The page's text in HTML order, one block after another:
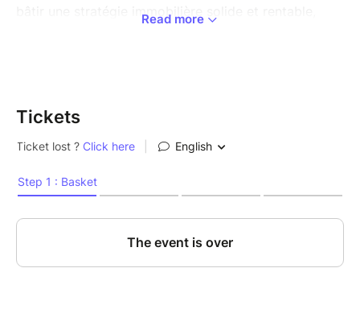
bâtir une stratégie immobilière solide et rentable,
Conseils d’experts sur les meilleures
locatif, SCPI, coliving, etc.)
optimiser vos rendements
Que vous soyez investisseur débutant ou confirmé,
cette conférence vous aidera à décrypter les
Read more
Tickets